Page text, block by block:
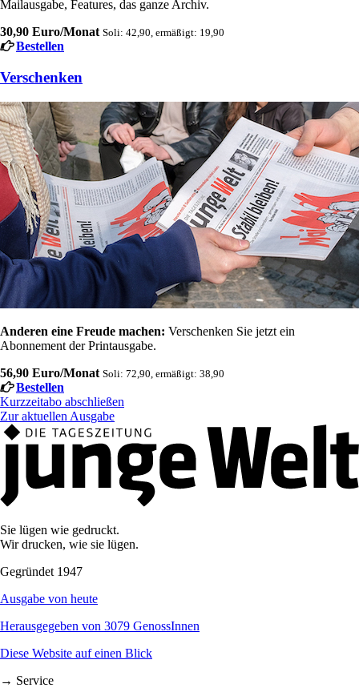
Mailausgabe, Features, das ganze Archiv.
30,90 Euro/Monat Soli: 42,90, ermäßigt: 19,90
Bestellen
Verschenken
Anderen eine Freude machen: Verschenken Sie jetzt ein
Abonnement der Printausgabe.
56,90 Euro/Monat Soli: 72,90, ermäßigt: 38,90
Bestellen
Kurzzeitabo abschließen
Zur aktuellen Ausgabe
Sie lügen wie gedruckt.
Wir drucken, wie sie lügen.
Gegründet 1947
Ausgabe von heute
Herausgegeben von 3079 GenossInnen
Diese Website auf einen Blick
→ Service